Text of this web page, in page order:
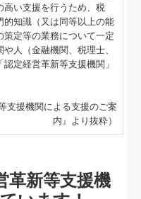
い支援を行うため、税
的知識（又は同等以上の能
定等の業務について一定
人（金融機関、税理士、
定経営革新等支援機関」
支援機関による支援のご案
内』より抜粋）
革新等支援機